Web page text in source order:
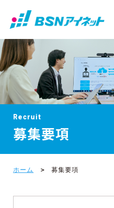
Recruit
募集要項
ホーム 募集要項